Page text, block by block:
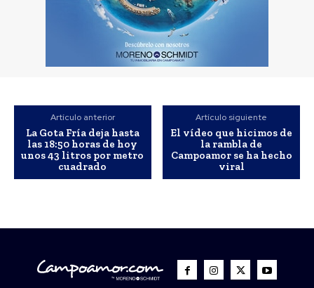
Artículo anterior
La Gota Fría deja hasta
las 18:50 horas de hoy
unos 43 litros por metro
cuadrado
Artículo siguiente
El vídeo que hicimos de
la rambla de
Campoamor se ha hecho
viral